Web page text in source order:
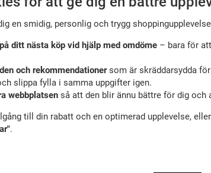
en smidig, personlig och trygg
ditt nästa köp vid hjälp med omdöme– bara för
och rekommendationersom är skräddarsydda
slippa fylla i samma uppgifter igen.
webbplatsenså att den blir ännu bättre för dig och
till din rabatt och en optimerad upplevelse,
.